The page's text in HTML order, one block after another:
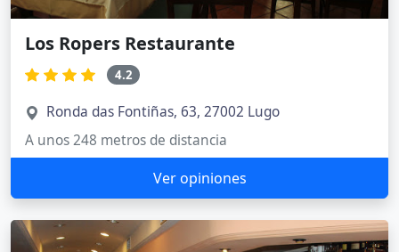
Los Ropers Restaurante
4.2
Ronda das Fontiñas, 63, 27002 Lugo
A unos 248 metros de distancia
Ver opiniones